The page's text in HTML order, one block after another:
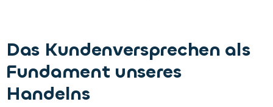
Das Kundenversprechen als
Fundament unseres
Handelns